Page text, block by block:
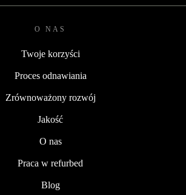
O NAS
Twoje korzyści
Proces odnawiania
Zrównoważony rozwój
Jakość
O nas
Praca w refurbed
Blog